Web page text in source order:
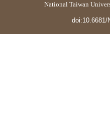
National Taiwan
doi:10.6681/